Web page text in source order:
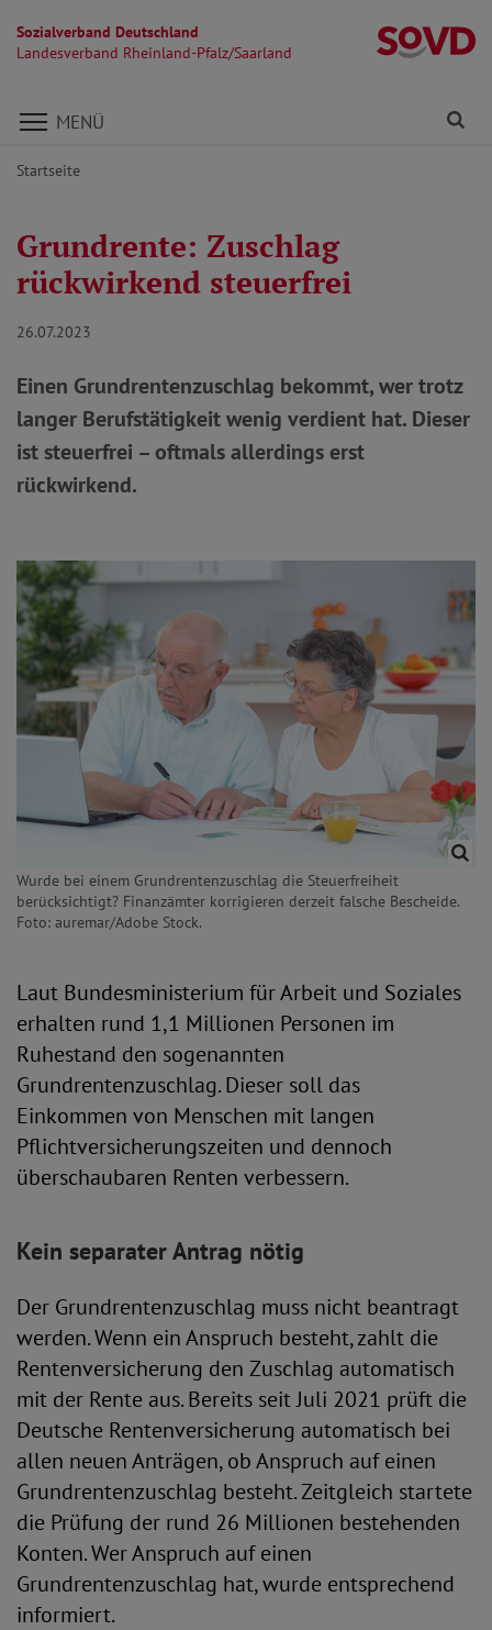
Sozialverband Deutschland
Landesverband Rheinland-Pfalz/Saarland
Direkt zu den Inhalten springen
MENÜ
Startseite
Grundrente: Zuschlag
rückwirkend steuerfrei
26.07.2023
Einen Grundrentenzuschlag bekommt, wer trotz
langer Berufstätigkeit wenig verdient hat. Dieser
ist steuerfrei – oftmals allerdings erst
rückwirkend.
Wurde bei einem Grundrentenzuschlag die Steuerfreiheit
berücksichtigt? Finanzämter korrigieren derzeit falsche Bescheide.
Foto: auremar/Adobe Stock.
Laut Bundesministerium für Arbeit und Soziales
erhalten rund 1,1 Millionen Personen im
Ruhestand den sogenannten
Grundrentenzuschlag. Dieser soll das
Einkommen von Menschen mit langen
Pflichtversicherungszeiten und dennoch
überschaubaren Renten verbessern.
Kein separater Antrag nötig
Der Grundrentenzuschlag muss nicht beantragt
werden. Wenn ein Anspruch besteht, zahlt die
Rentenversicherung den Zuschlag automatisch
mit der Rente aus. Bereits seit Juli 2021 prüft die
Deutsche Rentenversicherung automatisch bei
allen neuen Anträgen, ob Anspruch auf einen
Grundrentenzuschlag besteht. Zeitgleich startete
die Prüfung der rund 26 Millionen bestehenden
Konten. Wer Anspruch auf einen
Grundrentenzuschlag hat, wurde entsprechend
informiert.